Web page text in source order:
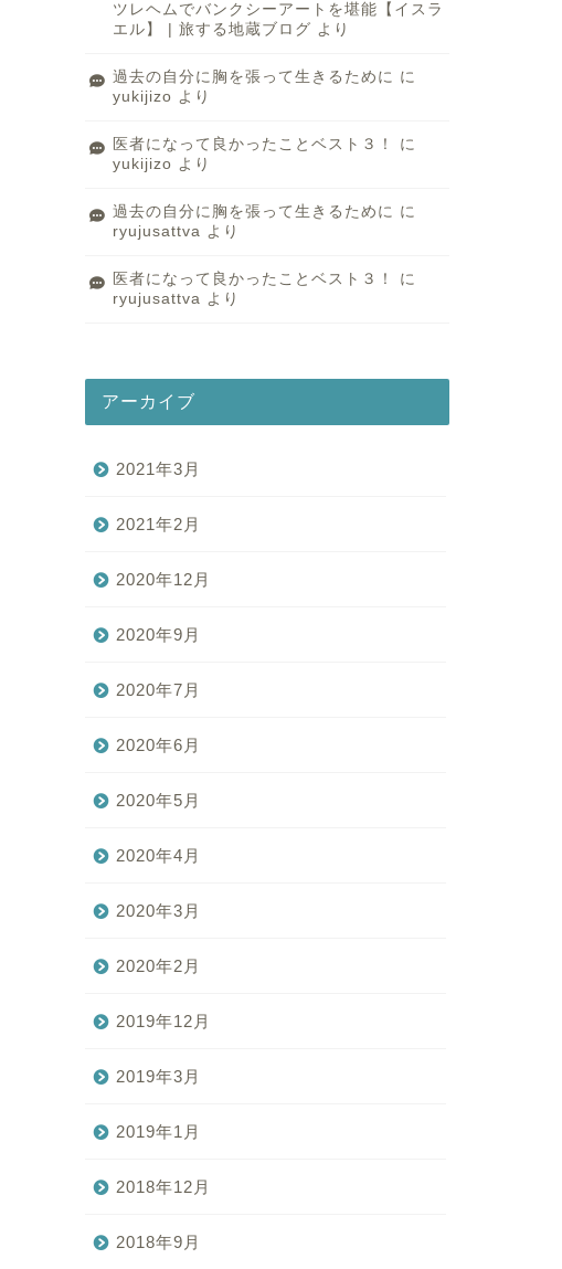
ツレヘムでバンクシーアートを堪能【イスラ
エル】 | 旅する地蔵ブログ より
過去の自分に胸を張って生きるために に
yukijizo より
医者になって良かったことベスト３！
に
yukijizo より
過去の自分に胸を張って生きるために に
ryujusattva より
医者になって良かったことベスト３！
に
ryujusattva より
アーカイブ
2021年3月
2021年2月
2020年12月
2020年9月
2020年7月
2020年6月
2020年5月
2020年4月
2020年3月
2020年2月
2019年12月
2019年3月
2019年1月
2018年12月
2018年9月